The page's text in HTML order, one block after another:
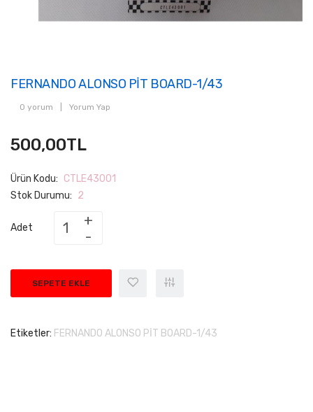
FERNANDO ALONSO PİT BOARD-1/43
0 yorum Yorum Yap
500,00TL
Ürün Kodu: CTLE43001
Stok Durumu: 2
Adet
SEPETE EKLE
Etiketler: FERNANDO ALONSO PİT BOARD-1/43